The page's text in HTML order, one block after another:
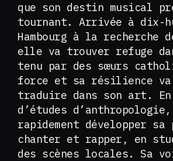
que son destin musical
tournant. Arrivée à dix-
Hambourg à la recherche
elle va trouver refuge
tenu par des sœurs
force et sa résilience
traduire dans son art.
d’études d’anthropologie,
rapidement développer sa
chanter et rapper, en
des scènes locales. Sa